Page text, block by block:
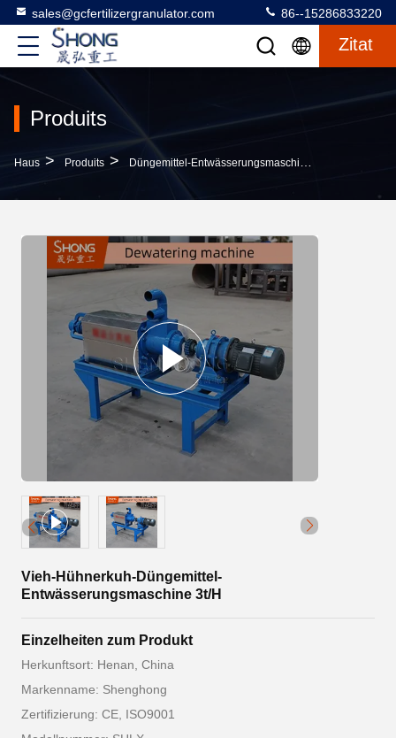
sales@gcfertilizergranulator.com 86--15286833220
Zitat
Produits
Haus > Produits > Düngemittel-Entwässerungsmaschine
Vieh-Hühnerkuh-Düngemittel-
Entwässerungsmaschine 3t/H
Einzelheiten zum Produkt
Herkunftsort: Henan, China
Markenname: Shenghong
Zertifizierung: CE, ISO9001